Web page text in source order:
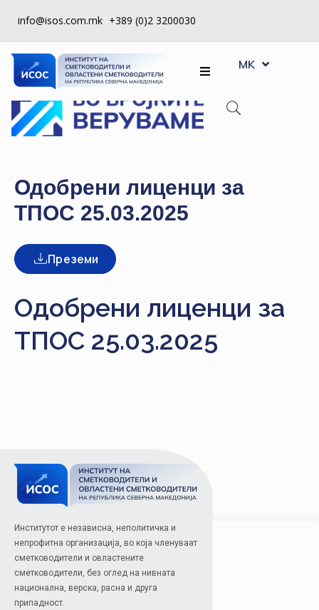
info@isos.com.mk +389 (0)2 3200030
ЗА
НАС
РЕГИСТРИ
КОНТРОЛА
НА
КВАЛИТЕТ
КАКО
ДА
СТАНАМ
ПОДАТОЦИ
MK
SQ
Одобрени лиценци за
ТПОС 25.03.2025
Преземи
Одобрени лиценци за
ТПОС 25.03.2025
Институтот е независна, неполитичка и
непрофитна организација, во која членуваат
сметководители и овластените
сметководители, без оглед на нивната
национална, верска, расна и друга
припадност.